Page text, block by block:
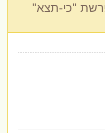
"כי-תצא"